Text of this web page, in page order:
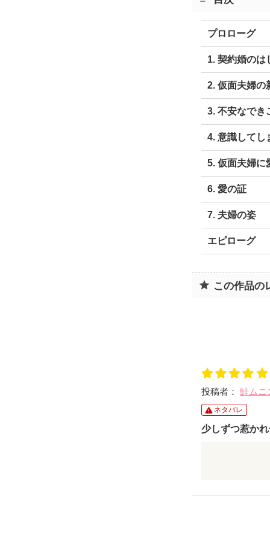
プロローグ
1. 契約婚のは
2. 仮面夫婦の
3. 不安なでき
4. 意識してし
5. 仮面夫婦に
6. 愛の証
7. 夫婦の姿
エピローグ
この作品の
投稿者：鮭ム
ネタバレ
少しずつ惹か